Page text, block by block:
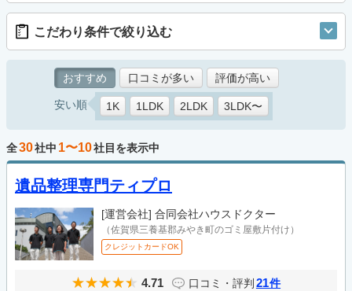
こだわり条件で絞り込む
おすすめ 口コミが多い 評価が高い
安い順 1K 1LDK 2LDK 3LDK〜
全30社中 1〜10社目を表示中
遺品整理専門ティプロ
[運営会社] 合同会社ハウスドクター
（佐賀県三養基郡みやき町のゴミ屋敷片付け）
クレジットカードOK
4.71 口コミ・評判21件